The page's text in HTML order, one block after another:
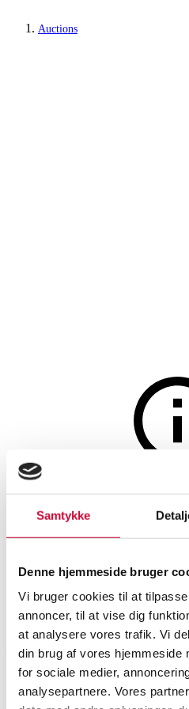
Samtykke
Denne hjemmeside bruger
Vi bruger cookies til at
annoncer, til at vise dig
at analysere vores trafik. Vi
din brug af vores hjemmeside
for sociale medier,
analysepartnere. Vores
Auctions
Modern pictorial arts
Art by Solodka.
SHOWROOM
Aarhus
ESTIMATE
1,500
ITEM
6533216
Description